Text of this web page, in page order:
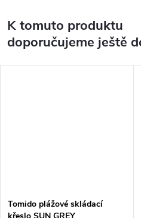
K tomuto produktu
doporučujeme ještě
Tomido plážové skládací
křeslo SUN GREY